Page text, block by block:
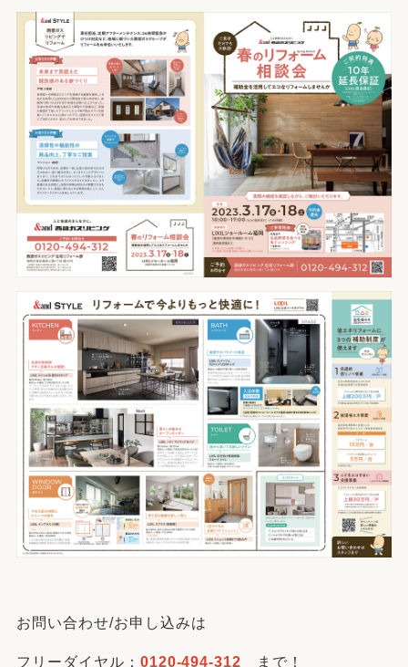
お問い合わせ/お申し込みは
フリーダイヤル： 0120-494-312 まで！